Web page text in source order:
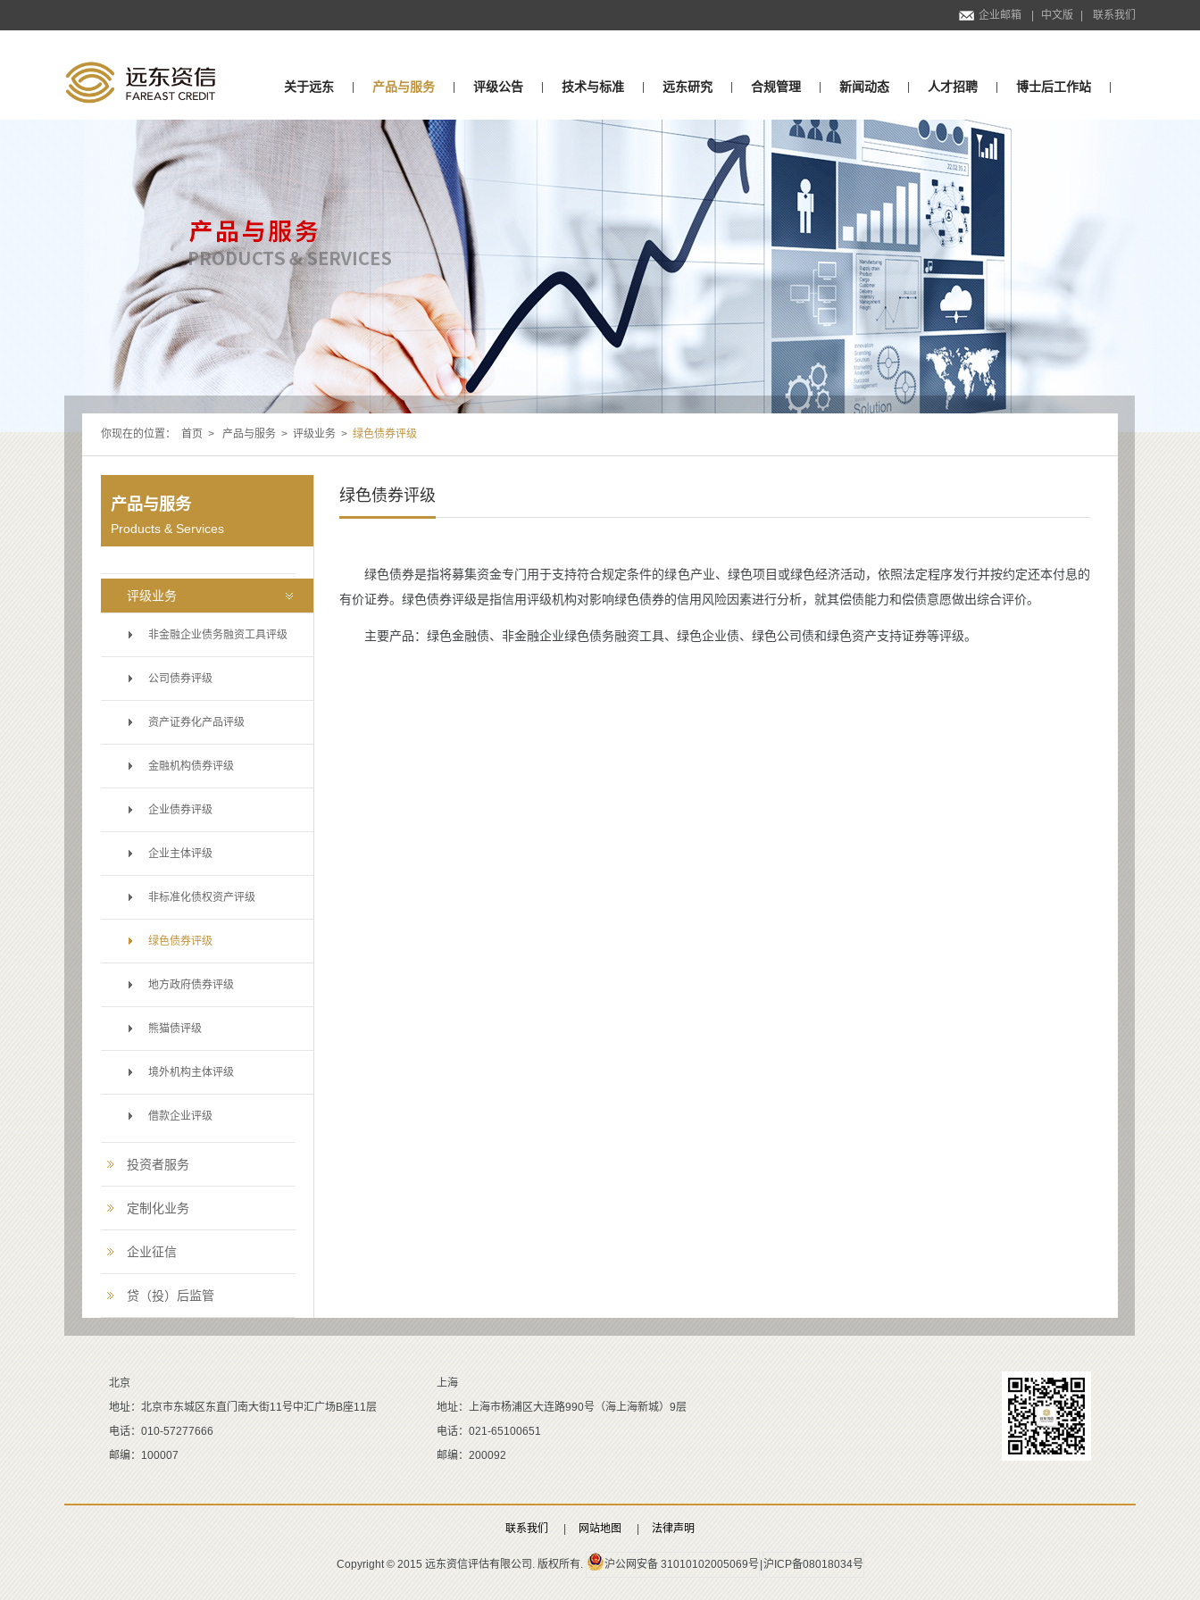
企业邮箱 中文版 联系我们
关于远东 产品与服务 评级公告 技术与标准 远东研究 合规管理 新闻动态 人才招聘 博士后工作站
你现在的位置： 首页 > 产品与服务 > 评级业务 > 绿色债券评级
产品与服务
Products & Services
评级业务
非金融企业债务融资工具评级
公司债券评级
资产证券化产品评级
金融机构债券评级
企业债券评级
企业主体评级
非标准化债权资产评级
绿色债券评级
地方政府债券评级
熊猫债评级
境外机构主体评级
借款企业评级
投资者服务
定制化业务
企业征信
贷（投）后监管
绿色债券评级
绿色债券是指将募集资金专门用于支持符合规定条件的绿色产业、绿色项目或绿色经济活动，依照法定程序发行并按约定还本付息的
有价证券。绿色债券评级是指信用评级机构对影响绿色债券的信用风险因素进行分析，就其偿债能力和偿债意愿做出综合评价。
主要产品：绿色金融债、非金融企业绿色债务融资工具、绿色企业债、绿色公司债和绿色资产支持证券等评级。
北京
地址：北京市东城区东直门南大街11号中汇广场B座11层
电话：010-57277666
邮编：100007
上海
地址：上海市杨浦区大连路990号（海上海新城）9层
电话：021-65100651
邮编：200092
联系我们 网站地图 法律声明
Copyright © 2015 远东资信评估有限公司. 版权所有. 沪公网安备 31010102005069号 沪ICP备08018034号